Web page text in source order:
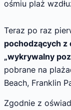
ośmiu plaż
Teraz po raz
pochodzących
„wykrywalny
pobrane na
Beach, Franklin
Zgodnie z